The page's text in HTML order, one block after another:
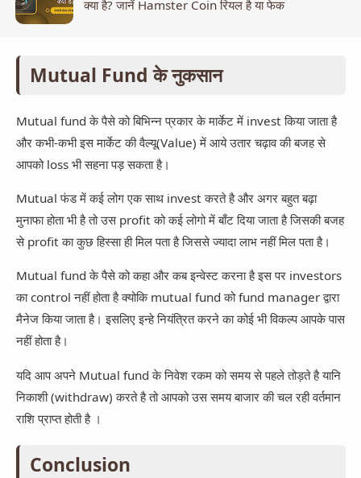
क्या है? जानें Hamster Coin रियल है या फेक
Mutual Fund के नुकसान
Mutual fund के पैसे को बिभिन्न प्रकार के मार्केट में invest किया जाता है
और कभी-कभी इस मार्केट की वैल्यू(Value) में आये उतार चढ़ाव की बजह से
आपको loss भी सहना पड़ सकता है।
Mutual फंड में कई लोग एक साथ invest करते है और अगर बहुत बढ़ा
मुनाफा होता भी है तो उस profit को कई लोगो में बाँट दिया जाता है जिसकी बजह
से profit का कुछ हिस्सा ही मिल पता है जिससे ज्यादा लाभ नहीं मिल पता है।
Mutual fund के पैसे को कहा और कब इन्वेस्ट करना है इस पर investors
का control नहीं होता है क्योकि mutual fund को fund manager द्वारा
मैनेज किया जाता है। इसलिए इन्हे नियंत्रित करने का कोई भी विकल्प आपके पास
नहीं होता है।
यदि आप अपने Mutual fund के निवेश रकम को समय से पहले तोड़ते है यानि
निकाशी (withdraw) करते है तो आपको उस समय बाजार की चल रही वर्तमान
राशि प्राप्त होती है ।
Conclusion